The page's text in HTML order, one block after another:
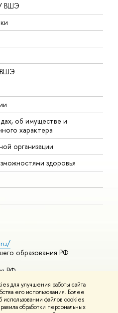
для улучшения работы сайта
его использования. Более
файлов cookies
обработки персональных
ВШЭ
ВШЭ
об имуществе и
характера
организации
здоровья
образования РФ
РФ
курсы